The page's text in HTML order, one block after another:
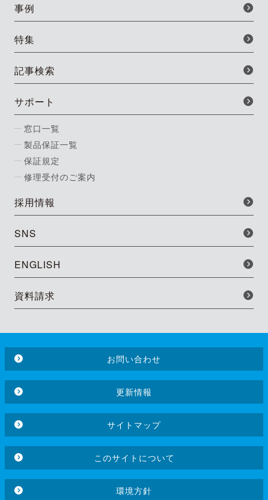
事例
特集
記事検索
サポート
窓口一覧
製品保証一覧
保証規定
修理受付のご案内
採用情報
SNS
ENGLISH
資料請求
お問い合わせ
更新情報
サイトマップ
このサイトについて
環境方針